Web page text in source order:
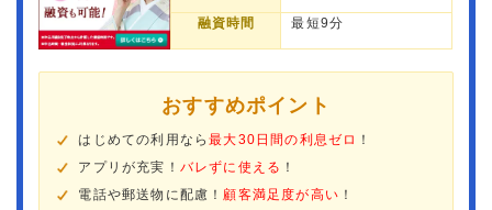
融資時間 最短9分
おすすめポイント
はじめての利用なら最大30日間の利息ゼロ ！
アプリが充実！ バレずに使える ！
電話や郵送物に配慮！顧客満足度が高い ！